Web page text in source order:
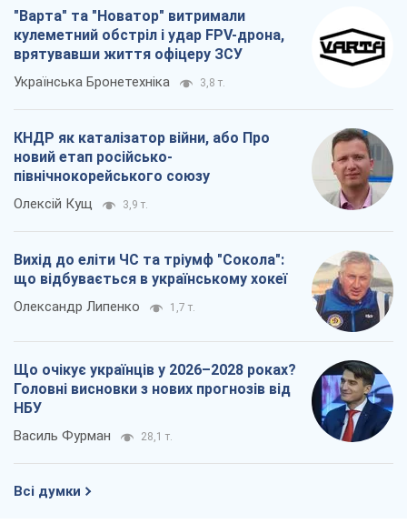
"Варта" та "Новатор" витримали
кулеметний обстріл і удар FPV-дрона,
врятувавши життя офіцеру ЗСУ
Українська Бронетехніка 3,8 т.
КНДР як каталізатор війни, або Про
новий етап російсько-
північнокорейського союзу
Олексій Кущ 3,9 т.
Вихід до еліти ЧС та тріумф "Сокола":
що відбувається в українському хокеї
Олександр Липенко 1,7 т.
Що очікує українців у 2026–2028 роках?
Головні висновки з нових прогнозів від
НБУ
Василь Фурман 28,1 т.
Всі думки